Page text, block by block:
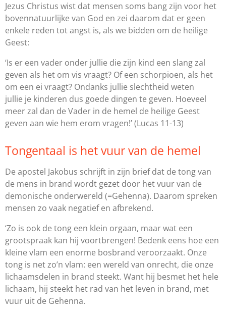
Jezus Christus wist dat mensen soms bang zijn voor het
bovennatuurlijke van God en zei daarom dat er geen
enkele reden tot angst is, als we bidden om de heilige
Geest:
‘Is er een vader onder jullie die zijn kind een slang zal
geven als het om vis vraagt? Of een schorpioen, als het
om een ei vraagt? Ondanks jullie slechtheid weten
jullie je kinderen dus goede dingen te geven. Hoeveel
meer zal dan de Vader in de hemel de heilige Geest
geven aan wie hem erom vragen!’(Lucas 11-13)
Tongentaal is het vuur van de hemel
De apostel Jakobus schrijft in zijn brief dat de tong van
de mens in brand wordt gezet door het vuur van de
demonische onderwereld (=Gehenna). Daarom spreken
mensen zo vaak negatief en afbrekend.
‘Zo is ook de tong een klein orgaan, maar wat een
grootspraak kan hij voortbrengen! Bedenk eens hoe een
kleine vlam een enorme bosbrand veroorzaakt. Onze
tong is net zo’n vlam: een wereld van onrecht, die onze
lichaamsdelen in brand steekt. Want hij besmet het hele
lichaam, hij steekt het rad van het leven in brand, met
vuur uit de Gehenna.